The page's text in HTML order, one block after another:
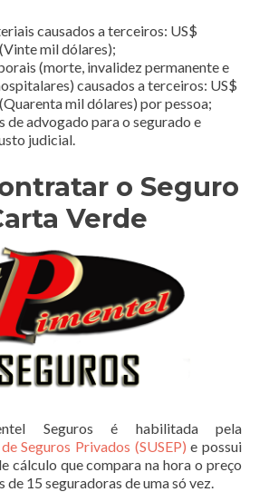
causados a terceiros: US$
mil dólares);
(morte, invalidez permanente e
causados a terceiros: US$
mil dólares) por pessoa;
de advogado para o segurado e
judicial.
o Seguro
Verde
Seguros é habilitada pela
Seguros Privados (SUSEP) e possui
cálculo que compara na hora o preço
de 15 seguradoras de uma só vez.